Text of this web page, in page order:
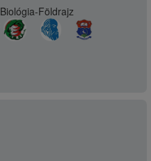
Biológia-Földrajz